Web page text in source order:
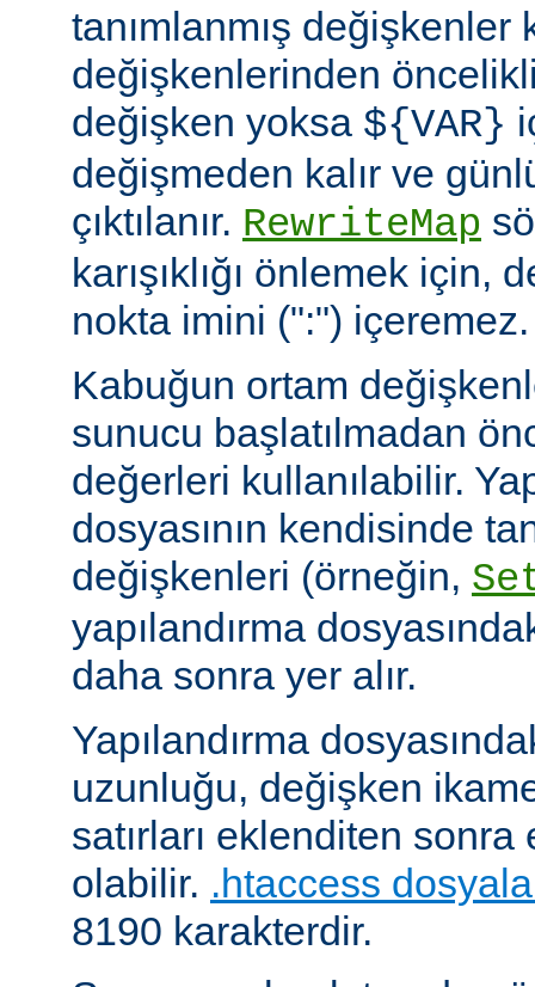
tanımlanmış değişkenler
değişkenlerinden
değişken yoksa ${VAR}
değişmeden kalır ve
çıktılanır. RewriteMap
karışıklığı önlemek için,
nokta imini (":") içeremez.
Kabuğun ortam
sunucu başlatılmadan
değerleri kullanılabilir.
dosyasının kendisinde
değişkenleri (örneğin,
yapılandırma
daha sonra yer alır.
Yapılandırma
uzunluğu, değişken
satırları eklenditen
olabilir. .htaccess
8190 karakterdir.